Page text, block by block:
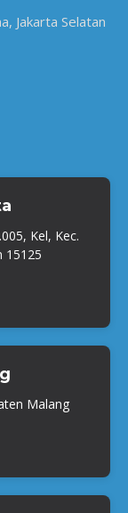
Jakarta Selatan
Kel, Kec.
15125
Malang